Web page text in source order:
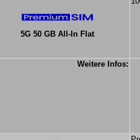
5G 50 GB All-In Flat
Weitere Infos: